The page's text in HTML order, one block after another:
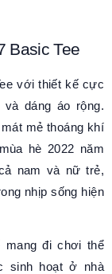
Basic Tee
với thiết kế cực
dáng áo rộng.
mẻ thoáng khí
hè 2022 năm
nam và nữ trẻ,
nhịp sống hiện
mang đi chơi thể
sinh hoạt ở nhà